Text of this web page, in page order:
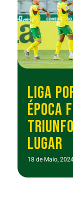
LIGA
ÉPOCA
LUGAR
18 de Maio,